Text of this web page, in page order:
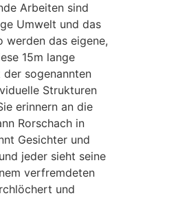
Arbeiten sind
Umwelt und das
werden das eigene,
15m lange
sogenannten
Strukturen
erinnern an die
Rorschach in
Gesichter und
jeder sieht seine
verfremdeten
und